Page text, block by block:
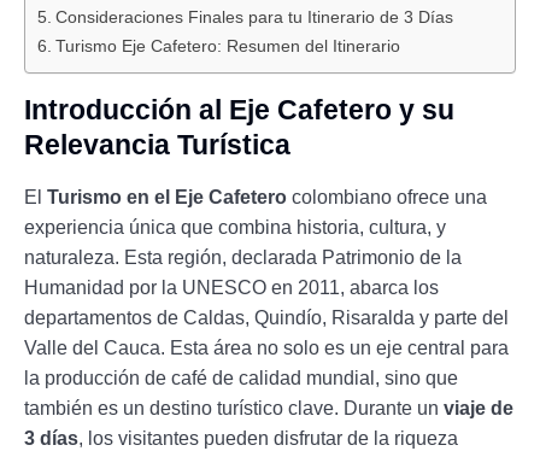
Consideraciones Finales para tu Itinerario de 3 Días
Turismo Eje Cafetero: Resumen del Itinerario
Introducción al Eje Cafetero y su
Relevancia Turística
El Turismo en el Eje Cafetero colombiano ofrece una
experiencia única que combina historia, cultura, y
naturaleza. Esta región, declarada Patrimonio de la
Humanidad por la UNESCO en 2011, abarca los
departamentos de Caldas, Quindío, Risaralda y parte del
Valle del Cauca. Esta área no solo es un eje central para
la producción de café de calidad mundial, sino que
también es un destino turístico clave. Durante un viaje de
3 días, los visitantes pueden disfrutar de la riqueza